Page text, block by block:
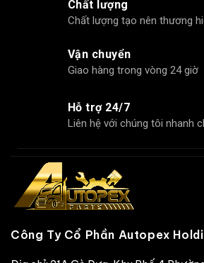
Chất lượng
Chất lượng tạo nên thương
Vận chuyển
Giao hàng trong vòng 24 giờ
Hỗ trợ 24/7
Liên hệ với chúng tôi nhanh
Công Ty Cổ Phần Autopex